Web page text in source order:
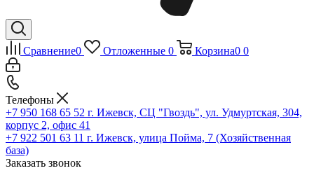
Сравнение0 Отложенные 0 Корзина0 0
Телефоны
+7 950 168 65 52 г. Ижевск, СЦ "Гвоздь", ул. Удмуртская, 304,
корпус 2, офис 41
+7 922 501 63 11 г. Ижевск, улица Пойма, 7 (Хозяйственная
база)
Заказать звонок